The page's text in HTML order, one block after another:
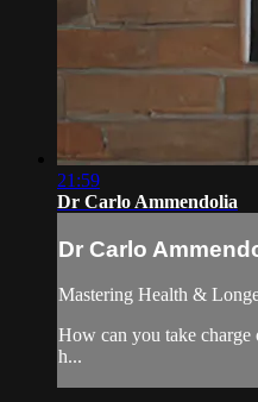
21:59
Dr Carlo Ammendolia
Dr Carlo
Mastering Health &
How can you take
h...